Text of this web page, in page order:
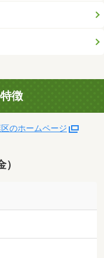
徴
のホームページ